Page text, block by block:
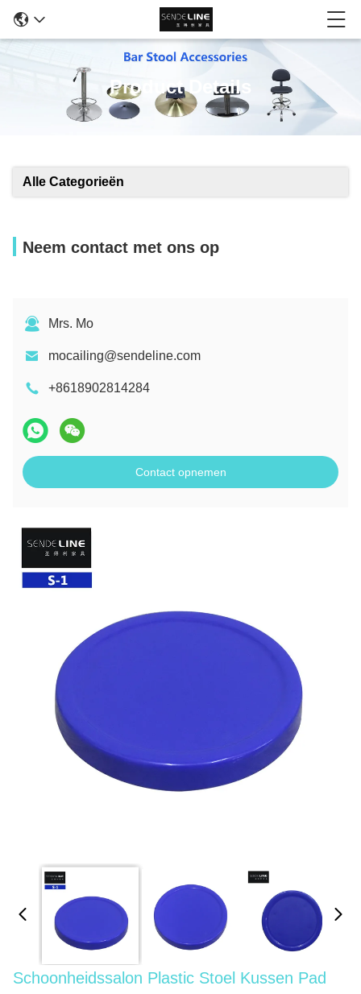
Product Details
Alle Categorieën
Neem contact met ons op
Mrs. Mo
mocailing@sendeline.com
+8618902814284
Contact opnemen
Schoonheidssalon Plastic Stoel Kussen Pad